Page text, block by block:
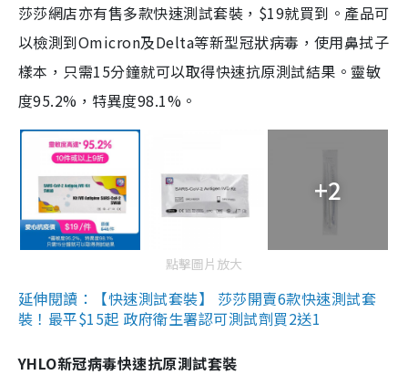
莎莎網店亦有售多款快速測試套裝，$19就買到。產品可
以檢測到Omicron及Delta等新型冠狀病毒，使用鼻拭子
樣本，只需15分鐘就可以取得快速抗原測試結果。靈敏
度95.2%，特異度98.1%。
+2
點擊圖片放大
延伸閱讀：【快速測試套裝】 莎莎開賣6款快速測試套
裝！最平$15起 政府衛生署認可測試劑買2送1
YHLO新冠病毒快速抗原測試套裝